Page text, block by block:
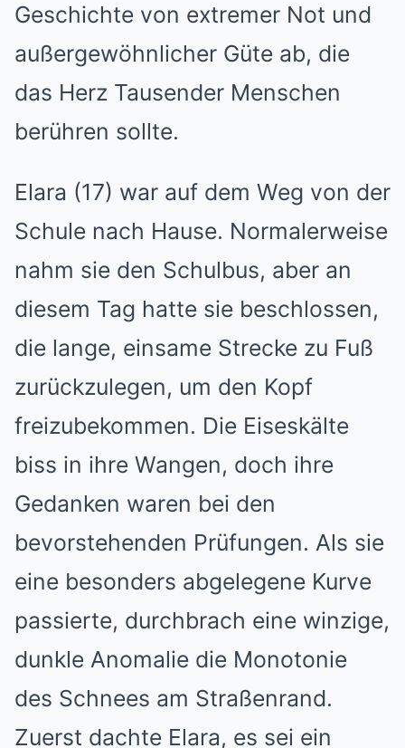
Geschichte von extremer Not und
außergewöhnlicher Güte ab, die
das Herz Tausender Menschen
berühren sollte.
Elara (17) war auf dem Weg von der
Schule nach Hause. Normalerweise
nahm sie den Schulbus, aber an
diesem Tag hatte sie beschlossen,
die lange, einsame Strecke zu Fuß
zurückzulegen, um den Kopf
freizubekommen. Die Eiseskälte
biss in ihre Wangen, doch ihre
Gedanken waren bei den
bevorstehenden Prüfungen. Als sie
eine besonders abgelegene Kurve
passierte, durchbrach eine winzige,
dunkle Anomalie die Monotonie
des Schnees am Straßenrand.
Zuerst dachte Elara, es sei ein